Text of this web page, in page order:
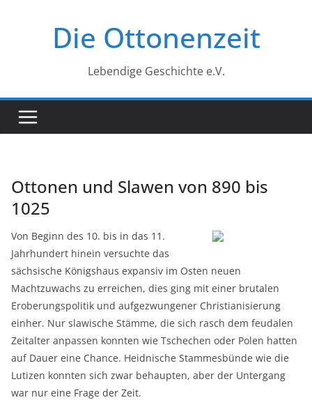
Die Ottonenzeit
Lebendige Geschichte e.V.
Ottonen und Slawen von 890 bis
1025
Von Beginn des 10. bis in das 11.
Jahrhundert hinein versuchte das
sächsische Königshaus expansiv im Osten neuen
Machtzuwachs zu erreichen, dies ging mit einer brutalen
Eroberungspolitik und aufgezwungener Christianisierung
einher. Nur slawische Stämme, die sich rasch dem feudalen
Zeitalter anpassen konnten wie Tschechen oder Polen hatten
auf Dauer eine Chance. Heidnische Stammesbünde wie die
Lutizen konnten sich zwar behaupten, aber der Untergang
war nur eine Frage der Zeit.